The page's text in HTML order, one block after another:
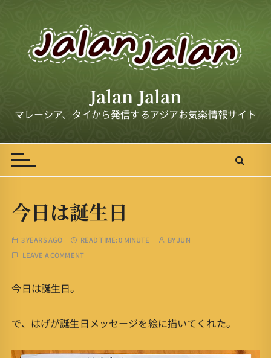
t
n
Jalan Jalan
マレーシア、タイから発信するアジアお気楽情報サイト
今日は誕生日
3 YEARS AGO READ TIME:0 MINUTE BYJUN
LEAVE A COMMENT
今日は誕生日。
で、はげが誕生日メッセージを絵に描いてくれた。